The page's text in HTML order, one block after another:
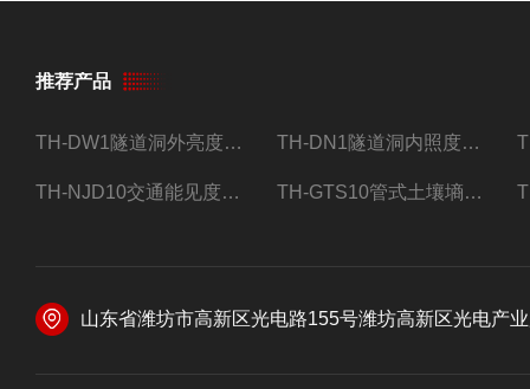
推荐产品
TH-DW1隧道洞外亮度检测器设备 TH-DN1隧道洞内照度检测器设备
TH-NJD10交通能见度监测站 TH-GTS10管式土壤墒情自动监测仪
山东省潍坊市高新区光电路155号潍坊高新区光电产业加速器